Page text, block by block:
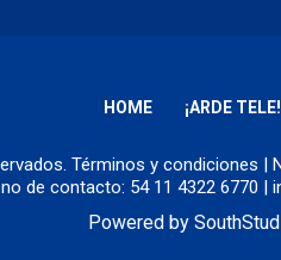
HOME ¡ARDE TELE!
Términos y condiciones |
de contacto: 54 11 4322 6770 |
Powered by